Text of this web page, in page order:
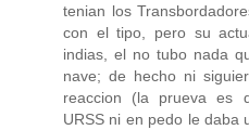
tenian los
con el tipo, pero su
indias, el no tubo nada
nave; de hecho ni
reaccion (la prueva es
URSS ni en pedo le daba